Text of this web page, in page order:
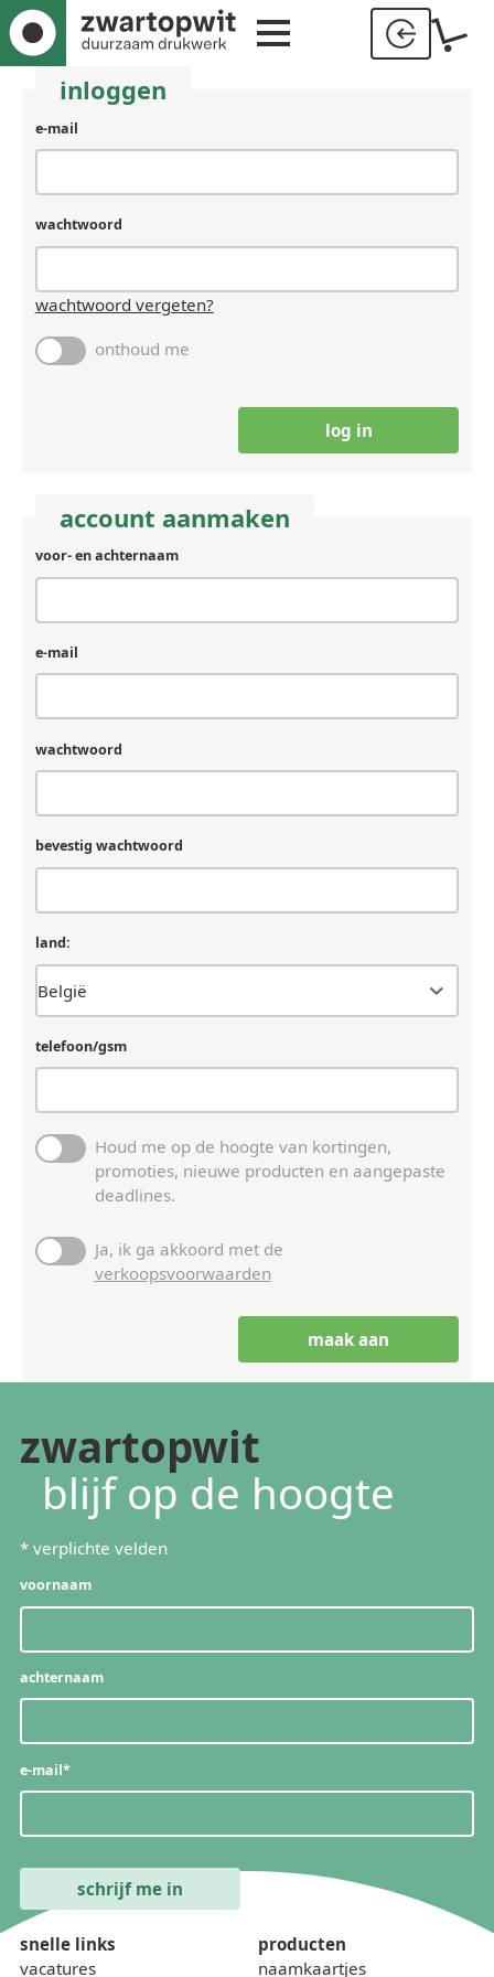
inloggen
e-mail
wachtwoord
wachtwoord vergeten?
onthoud me
account aanmaken
voor- en achternaam
e-mail
wachtwoord
bevestig wachtwoord
land:
telefoon/gsm
Houd me op de hoogte van kortingen,
promoties, nieuwe producten en aangepaste
deadlines.
Ja, ik ga akkoord met de
verkoopsvoorwaarden
zwartopwit
blijf op de hoogte
* verplichte velden
voornaam
achternaam
e-mail*
snelle links
vacatures
producten
naamkaartjes